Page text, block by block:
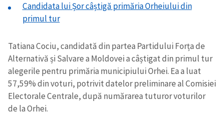
Trimite o informație
Candidata lui Șor câștigă primăria Orheiului din
primul tur
Tatiana Cociu, candidată din partea Partidului Forța de
Alternativă și Salvare a Moldovei a câștigat din primul tur
alegerile pentru primăria municipiului Orhei. Ea a luat
57,59% din voturi, potrivit datelor preliminare al Comisiei
Electorale Centrale, după numărarea tuturor voturilor
de la Orhei.